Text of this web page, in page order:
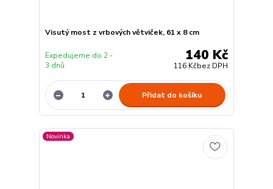
Visutý most z vrbových větviček, 61 x 8 cm
140 Kč
116 Kčbez DPH
Expedujeme do 2 -
3 dnů
Přidat do košíku
Novinka